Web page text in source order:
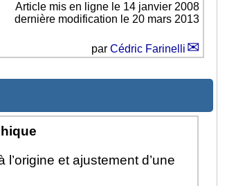
Article mis en ligne le 14 janvier 2008
dernière modification le 20 mars 2013
parCédric Farinelli
l’origine et ajustement d’une